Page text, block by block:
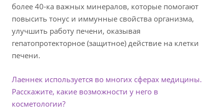
более 40-ка важных минералов, которые помогают
повысить тонус и иммунные свойства организма,
улучшить работу печени, оказывая
гепатопротекторное (защитное) действие на клетки
печени.
Лаеннек используется во многих сферах медицины.
Расскажите, какие возможности у него в
косметологии?